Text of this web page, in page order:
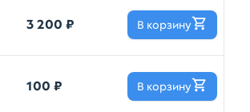
3 200 ₽ В корзину
100 ₽ В корзину